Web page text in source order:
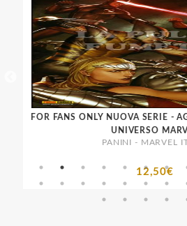
FOR FANS ONLY NUOVA SERIE -
UNIVERSO
PANINI - MARVEL
12,50€